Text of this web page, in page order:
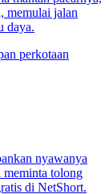
memulai jalan
daya.
perkotaan
nyawanya
meminta tolong
di NetShort.